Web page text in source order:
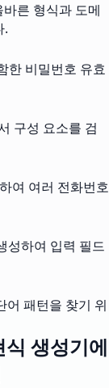
른 형식과 도메
.
한 비밀번호 유효
구성 요소를 검
여 여러 전화번호
성하여 입력 필드
어 패턴을 찾기 위
생성기에